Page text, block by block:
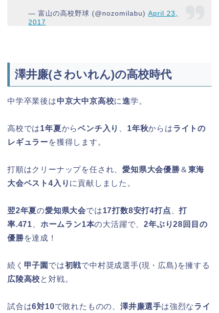
— 富山の高校野球 (@nozomilabu)April 23,
2017
澤井廉(さわいれん)の高校時代
中学卒業後は中京大中京高校に進学。
高校では1年夏からベンチ入り 1年秋からはライトの
レギュラーを獲得します。
打順はクリーナップを任され、愛知県大会優勝 ＆ 東海
大会ベスト4入り に貢献しました。
翌2年夏の愛知県大会では17打数8安打4打点 、打
率.471
ホームラン1本の大活躍で、2年ぶり28回目の
優勝を達成！
続く 甲子園 では初戦で中村奨成選手(現・広島)を擁する
広陵高校と対戦。
試合は6対10で敗れたものの、澤井廉選手は強烈なライ